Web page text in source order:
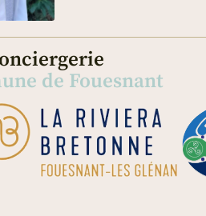
de Fouesnant